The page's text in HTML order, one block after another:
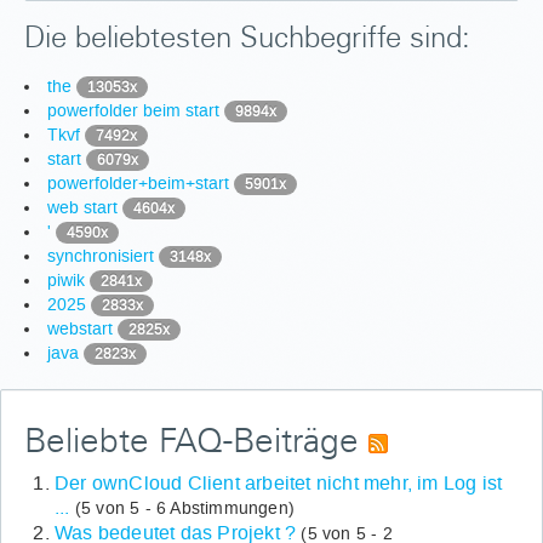
Die beliebtesten Suchbegriffe sind:
the 13053x
powerfolder beim start 9894x
Tkvf 7492x
start 6079x
powerfolder+beim+start 5901x
web start 4604x
' 4590x
synchronisiert 3148x
piwik 2841x
2025 2833x
webstart 2825x
java 2823x
Beliebte FAQ-Beiträge
Der ownCloud Client arbeitet nicht mehr, im Log ist
(5 von 5 - 6 Abstimmungen)
Was bedeutet das Projekt ? (5 von 5 - 2